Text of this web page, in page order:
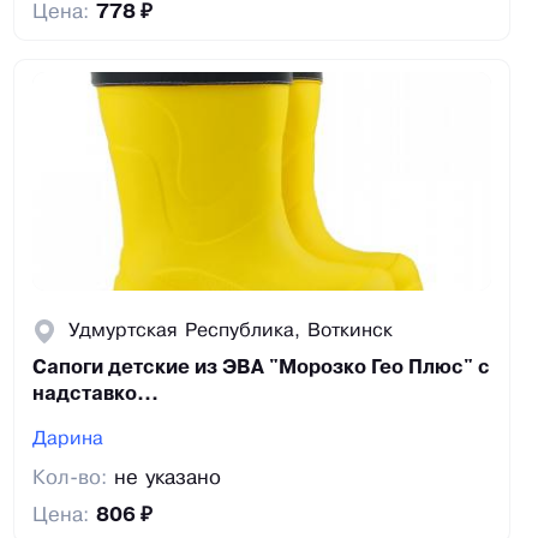
Цена: 778 ₽
Удмуртская Республика, Воткинск
Сапоги детские из ЭВА "Морозко Гео Плюс" с
надставко...
Дарина
Кол-во: не указано
Цена: 806 ₽